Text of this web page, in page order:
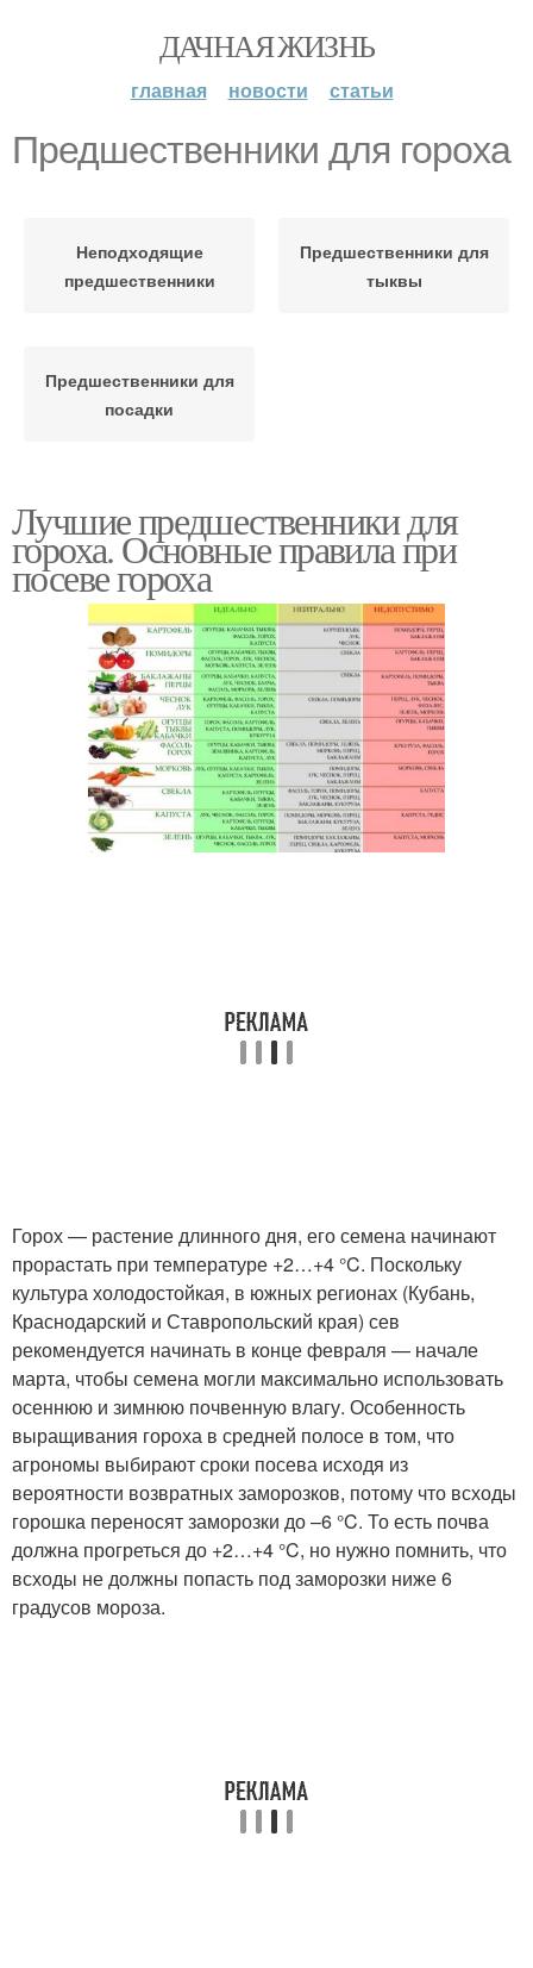
ДАЧНАЯ ЖИЗНЬ
главная новости статьи
Предшественники для гороха
Неподходящие
предшественники
Предшественники для
тыквы
Предшественники для
посадки
Лучшие предшественники для
гороха. Основные правила при
посеве гороха
Горох — растение длинного дня, его семена начинают
прорастать при температуре +2…+4 °C. Поскольку
культура холодостойкая, в южных регионах (Кубань,
Краснодарский и Ставропольский края) сев
рекомендуется начинать в конце февраля — начале
марта, чтобы семена могли максимально использовать
осеннюю и зимнюю почвенную влагу. Особенность
выращивания гороха в средней полосе в том, что
агрономы выбирают сроки посева исходя из
вероятности возвратных заморозков, потому что всходы
горошка переносят заморозки до –6 °C. То есть почва
должна прогреться до +2…+4 °C, но нужно помнить, что
всходы не должны попасть под заморозки ниже 6
градусов мороза.